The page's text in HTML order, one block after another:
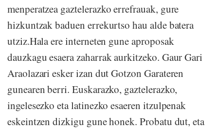
menperatzea gaztelerazko errefrauak, gure
hizkuntzak baduen errekurtso hau alde batera
utziz.Hala ere interneten gune aproposak
dauzkagu esaera zaharrak aurkitzeko. Gaur Gari
Araolazari esker izan dut Gotzon Garateren
gunearen berri. Euskarazko, gaztelerazko,
ingelesezko eta latinezko esaeren itzulpenak
eskeintzen dizkigu gune honek. Probatu dut, eta